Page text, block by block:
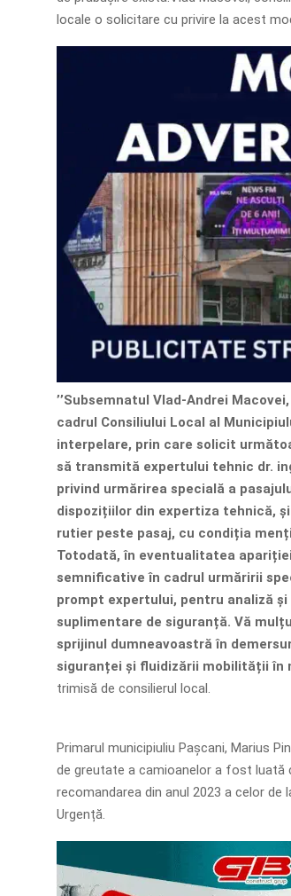
locale o solicitare cu privire la acest
’’Subsemnatul Vlad-Andrei
cadrul Consiliului Local al
interpelare, prin care solicit
să transmită expertului tehnic dr.
privind urmărirea specială a
dispozițiilor din expertiza tehnică,
rutier peste pasaj, cu condiția
Totodată, în eventualitatea
semnificative în cadrul urmăririi
prompt expertului, pentru analiză
suplimentare de siguranță. Vă
sprijinul dumneavoastră în
siguranței și fluidizării mobilității în
trimisă de consilierul local.
Primarul municipiuliu Pașcani, Marius
de greutate a camioanelor a fost luată
recomandarea din anul 2023 a celor
Urgență.